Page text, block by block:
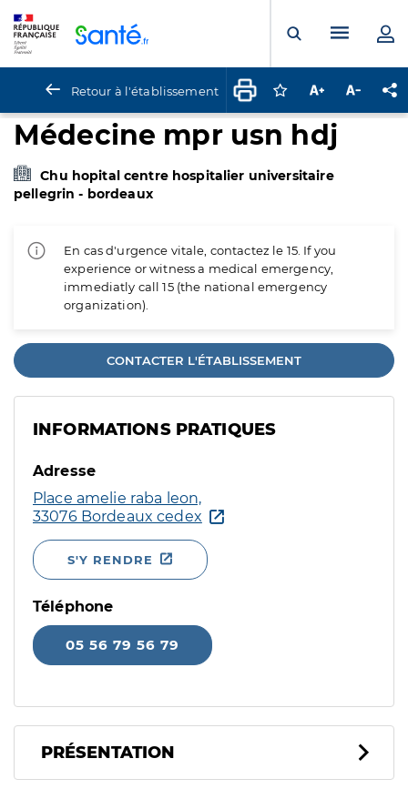
Ouvrir laMenu
Retour à l'établissement Connectez-vous
Augmenter la
Médecine mpr usn hdj
Chu hopital centre hospitalier universitaire
pellegrin - bordeaux
En cas d'urgence vitale, contactez le 15. If you
experience or witness a medical emergency,
immediatly call 15 (the national emergency
organization).
CONTACTER L'ÉTABLISSEMENT
INFORMATIONS PRATIQUES
Adresse
Place amelie raba leon,
33076 Bordeaux cedex
S'Y RENDRE
Téléphone
05 56 79 56 79
PRÉSENTATION